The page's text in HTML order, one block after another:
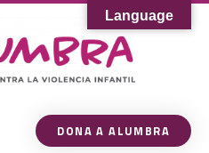
DONA A ALUMBRA
Language